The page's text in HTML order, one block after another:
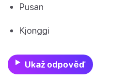
Pusan
Kjonggi
Ukaž odpověď